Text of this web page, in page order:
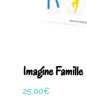
Imagine Famille
25,00€